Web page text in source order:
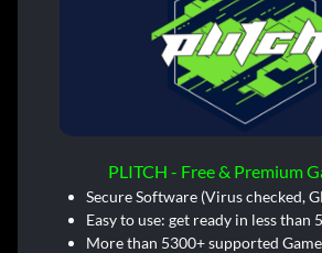
PLITCH - Free & Premium
Secure Software (Virus checked,
Easy to use: get ready in less than
More than 5300+ supported